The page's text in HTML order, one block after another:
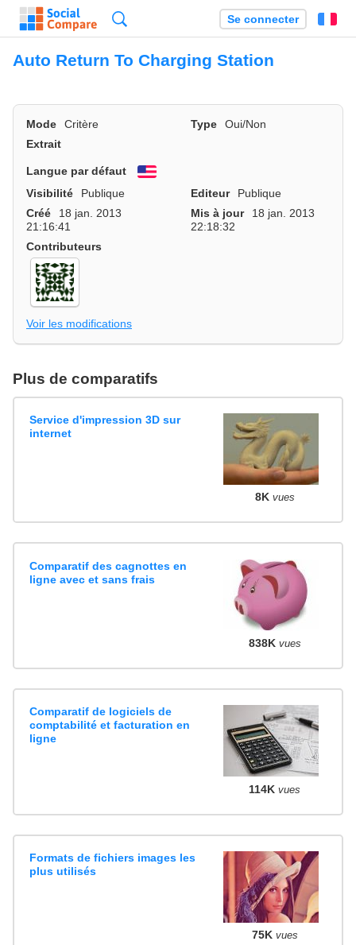
Se connecter
Auto Return To Charging Station
Mode Critère Type
Oui/Non
Extrait
Langue par défaut
English
Visibilité
Publique Editeur
Publique
Créé
18 jan. 2013
21:16:41
Mis à jour
18 jan. 2013
22:18:32
Contributeurs
Voir les modifications
Plus de comparatifs
Service d'impression 3D sur
internet
8K vues
Comparatif des cagnottes en
ligne avec et sans frais
838K vues
Comparatif de logiciels de
comptabilité et facturation en
ligne
114K vues
Formats de fichiers images les
plus utilisés
75K vues